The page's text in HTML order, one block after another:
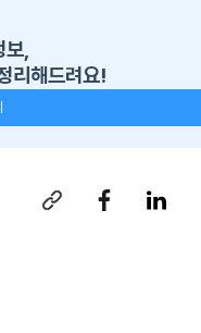
보,
리해드려요!